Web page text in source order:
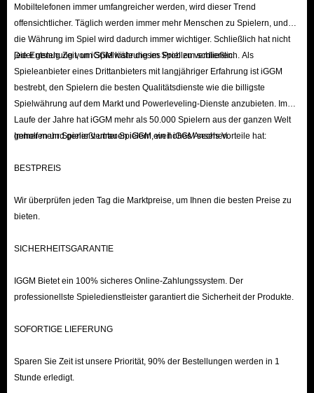
Mobiltelefonen immer umfangreicher werden, wird dieser Trend
offensichtlicher. Täglich werden immer mehr Menschen zu Spielern, und
die Währung im Spiel wird dadurch immer wichtiger. Schließlich hat nicht
jeder genug Zeit, um Spielwährung im Spiel zu verdienen.
Die Entstehung von iGGM löste dieses Problem schließlich. Als
Spieleanbieter eines Drittanbieters mit langjähriger Erfahrung ist iGGM
bestrebt, den Spielern die besten Qualitätsdienste wie die billigste
Spielwährung auf dem Markt und Powerleveling-Dienste anzubieten. Im
Laufe der Jahre hat iGGM mehr als 50.000 Spielern aus der ganzen Welt
geholfen und genießt unter Spielern ein hohes Ansehen.
Immer mehr Spieler vertrauen iGGM, weil iGGM sechs Vorteile hat:
BESTPREIS
Wir überprüfen jeden Tag die Marktpreise, um Ihnen die besten Preise zu
bieten.
SICHERHEITSGARANTIE
IGGM Bietet ein 100% sicheres Online-Zahlungssystem. Der
professionellste Spieledienstleister garantiert die Sicherheit der Produkte.
SOFORTIGE LIEFERUNG
Sparen Sie Zeit ist unsere Priorität, 90% der Bestellungen werden in 1
Stunde erledigt.